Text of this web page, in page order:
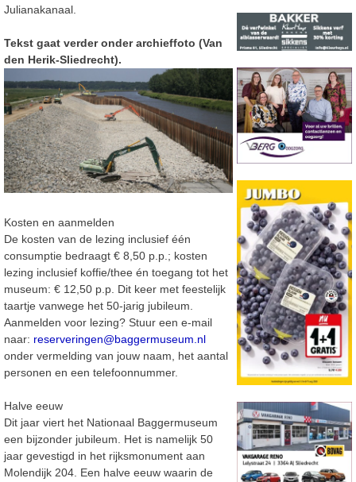
Julianakanaal.
Tekst gaat verder onder archieffoto (Van
den Herik-Sliedrecht).
Kosten en aanmelden
De kosten van de lezing inclusief één
consumptie bedraagt € 8,50 p.p.; kosten
lezing inclusief koffie/thee én toegang tot het
museum: € 12,50 p.p. Dit keer met feestelijk
taartje vanwege het 50-jarig jubileum.
Aanmelden voor lezing? Stuur een e-mail
naar: reserveringen@baggermuseum.nl
onder vermelding van jouw naam, het aantal
personen en een telefoonnummer.
Halve eeuw
Dit jaar viert het Nationaal Baggermuseum
een bijzonder jubileum. Het is namelijk 50
jaar gevestigd in het rijksmonument aan
Molendijk 204. Een halve eeuw waarin de